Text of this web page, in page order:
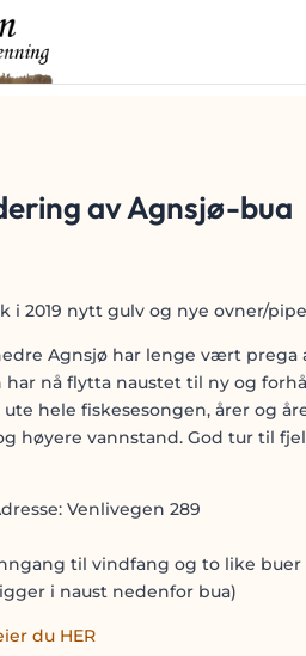
av Agnsjø-bua
i 2019 nytt gulv og nye ovner/
Agnsjø har lenge vært
nå flytta naustet til ny og
hele fiskesesongen, årer og
høyere vannstand. God tur til
Venlivegen 289
til vindfang og to like
i naust nedenfor bua)
du HER